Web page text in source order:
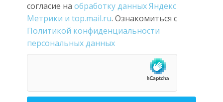
согласие на обработку данных Яндекс
Метрики и top.mail.ru. Ознакомиться с
Политикой конфиденциальности
персональных данных